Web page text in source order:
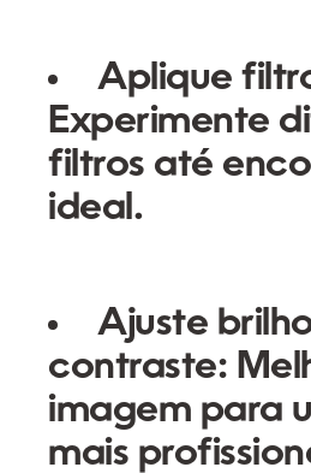
Aplique
Experimente
filtros até
ideal.
Ajuste
contraste:
imagem para
mais